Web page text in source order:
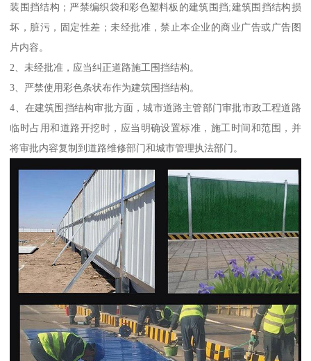
装围挡结构；严禁编织袋和彩色塑料板的建筑围挡;建筑围挡结构损
坏，脏污，固定性差；未经批准，禁止本企业的商业广告或广告图
片内容。
2、未经批准，应当纠正道路施工围挡结构。
3、严禁使用彩色条状布作为建筑围挡结构。
4、在建筑围挡结构审批方面，城市道路主管部门审批市政工程道路
临时占用和道路开挖时，应当明确设置标准，施工时间和范围，并
将审批内容复制到道路维修部门和城市管理执法部门。